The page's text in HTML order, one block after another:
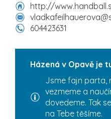
http://
604423631
Házená v Opavě je
Jsme fajn parta,
vezmeme a
dovedeme. Tak
na Tebe těšíme.